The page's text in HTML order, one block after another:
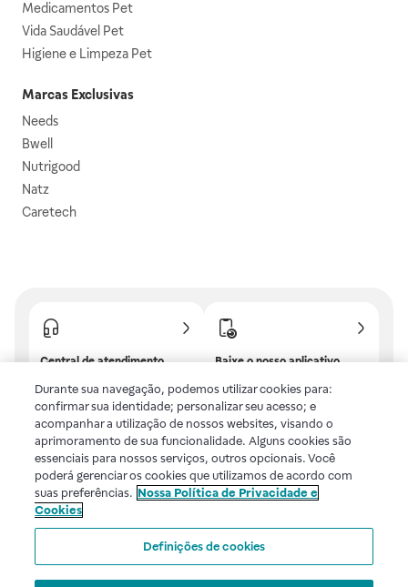
Medicamentos Pet
Vida Saudável Pet
Higiene e Limpeza Pet
Marcas Exclusivas
Needs
Bwell
Nutrigood
Natz
Caretech
Central de atendimento
frequentes ou fale com a
gente.
Baixe o nosso aplicativo
benefícios exclusivos!
Uma empresa
Voltar ao topo
Durante sua navegação, podemos utilizar cookies para:
confirmar sua identidade; personalizar seu acesso; e
acompanhar a utilização de nossos websites, visando o
aprimoramento de sua funcionalidade. Alguns cookies são
essenciais para nossos serviços, outros opcionais. Você
poderá gerenciar os cookies que utilizamos de acordo com
suas preferências. Nossa Política de Privacidade e
Cookies
Definições de cookies